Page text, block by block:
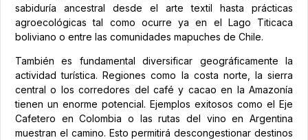
sabiduría ancestral desde el arte textil hasta prácticas
agroecológicas tal como ocurre ya en el Lago Titicaca
boliviano o entre las comunidades mapuches de Chile.
También es fundamental diversificar geográficamente la
actividad turística. Regiones como la costa norte, la sierra
central o los corredores del café y cacao en la Amazonía
tienen un enorme potencial. Ejemplos exitosos como el Eje
Cafetero en Colombia o las rutas del vino en Argentina
muestran el camino. Esto permitirá descongestionar destinos